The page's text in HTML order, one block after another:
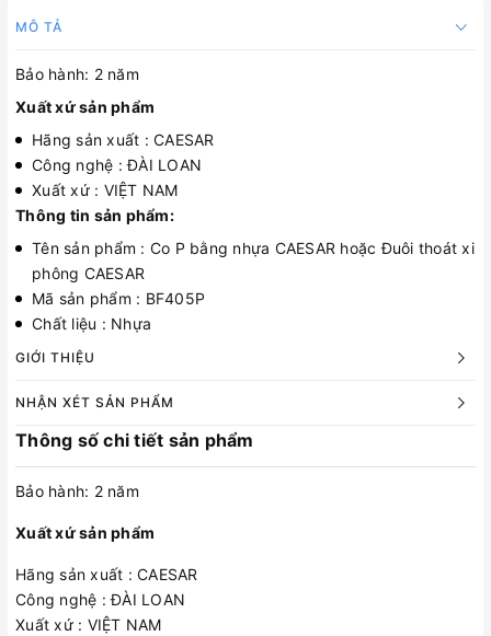
MÔ TẢ
Bảo hành: 2 năm
Xuất xứ sản phẩm
Hãng sản xuất : CAESAR
Công nghệ : ĐÀI LOAN
Xuất xứ : VIỆT NAM
Thông tin sản phẩm:
Tên sản phẩm : Co P bằng nhựa CAESAR hoặc Đuôi thoát xi
phông CAESAR
Mã sản phẩm : BF405P
Chất liệu : Nhựa
GIỚI THIỆU
NHẬN XÉT SẢN PHẨM
Thông số chi tiết sản phẩm
Bảo hành: 2 năm
Xuất xứ sản phẩm
Hãng sản xuất : CAESAR
Công nghệ : ĐÀI LOAN
Xuất xứ : VIỆT NAM